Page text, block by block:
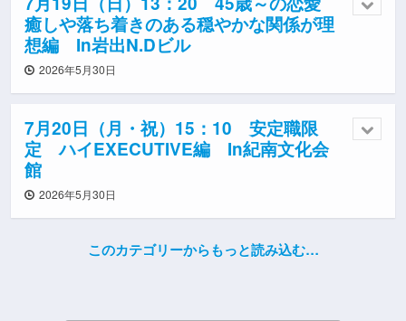
癒しや落ち着きのある穏やかな関係が理
想編 In岩出N.Dビル
2026年5月30日
7月20日（月・祝）15：10 安定職限
定 ハイEXECUTIVE編 In紀南文化会
館
2026年5月30日
このカテゴリーからもっと読み込む…